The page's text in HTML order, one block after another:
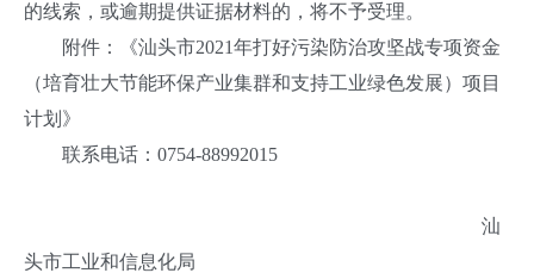
的线索，或逾期提供证据材料的，将不予受理。
附件：《汕头市2021年打好污染防治攻坚战专项资金
（培育壮大节能环保产业集群和支持工业绿色发展）项目
计划》
联系电话：0754-88992015
汕
头市工业和信息化局